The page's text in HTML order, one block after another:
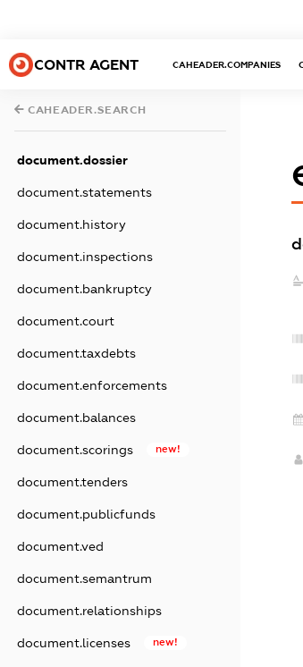
CONTR AGENT CAHEADER.COMPANIES
CAHEADER.SEARCH
document.dossier
document.statements
document.history
document.inspections
document.bankruptcy
document.court
document.taxdebts
document.enforcements
document.balances
document.scorings new!
document.tenders
document.publicfunds
document.ved
document.semantrum
document.relationships
document.licenses new!